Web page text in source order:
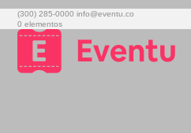
(300) 285-0000 info@eventu.co
0 elementos